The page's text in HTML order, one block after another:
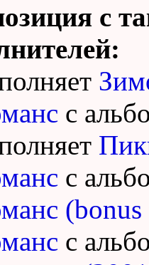
с
с
с
с